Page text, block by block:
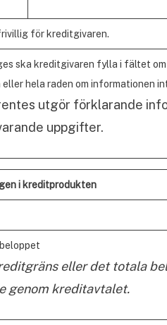
för kreditgivaren.
ska kreditgivaren fylla i fältet
hela raden om informationen
utgör förklarande
uppgifter.
i kreditprodukten
eller det totala
genom kreditavtalet.